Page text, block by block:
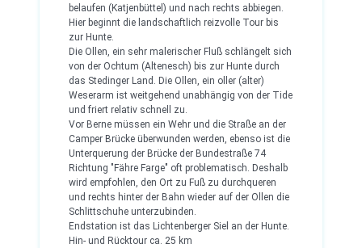
belaufen (Katjenbüttel) und nach rechts abbiegen.
Hier beginnt die landschaftlich reizvolle Tour bis
zur Hunte.
Die Ollen, ein sehr malerischer Fluß schlängelt sich
von der Ochtum (Altenesch) bis zur Hunte durch
das Stedinger Land. Die Ollen, ein oller (alter)
Weserarm ist weitgehend unabhängig von der Tide
und friert relativ schnell zu.
Vor Berne müssen ein Wehr und die Straße an der
Camper Brücke überwunden werden, ebenso ist die
Unterquerung der Brücke der Bundestraße 74
Richtung "Fähre Farge" oft problematisch. Deshalb
wird empfohlen, den Ort zu Fuß zu durchqueren
und rechts hinter der Bahn wieder auf der Ollen die
Schlittschuhe unterzubinden.
Endstation ist das Lichtenberger Siel an der Hunte.
Hin- und Rücktour ca. 25 km